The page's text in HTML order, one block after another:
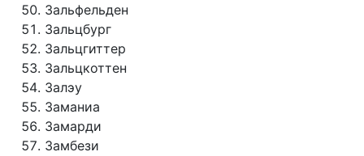
Зальфельден
Зальцбург
Зальцгиттер
Зальцкоттен
Залэу
Заманиа
Замарди
Замбези